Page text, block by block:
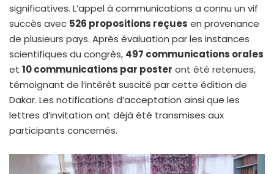
significatives. L’appel à communications a connu un vif
succès avec 526 propositions reçues en provenance
de plusieurs pays. Après évaluation par les instances
scientifiques du congrès, 497 communications orales
et 10 communications par poster ont été retenues,
témoignant de l’intérêt suscité par cette édition de
Dakar. Les notifications d’acceptation ainsi que les
lettres d’invitation ont déjà été transmises aux
participants concernés.